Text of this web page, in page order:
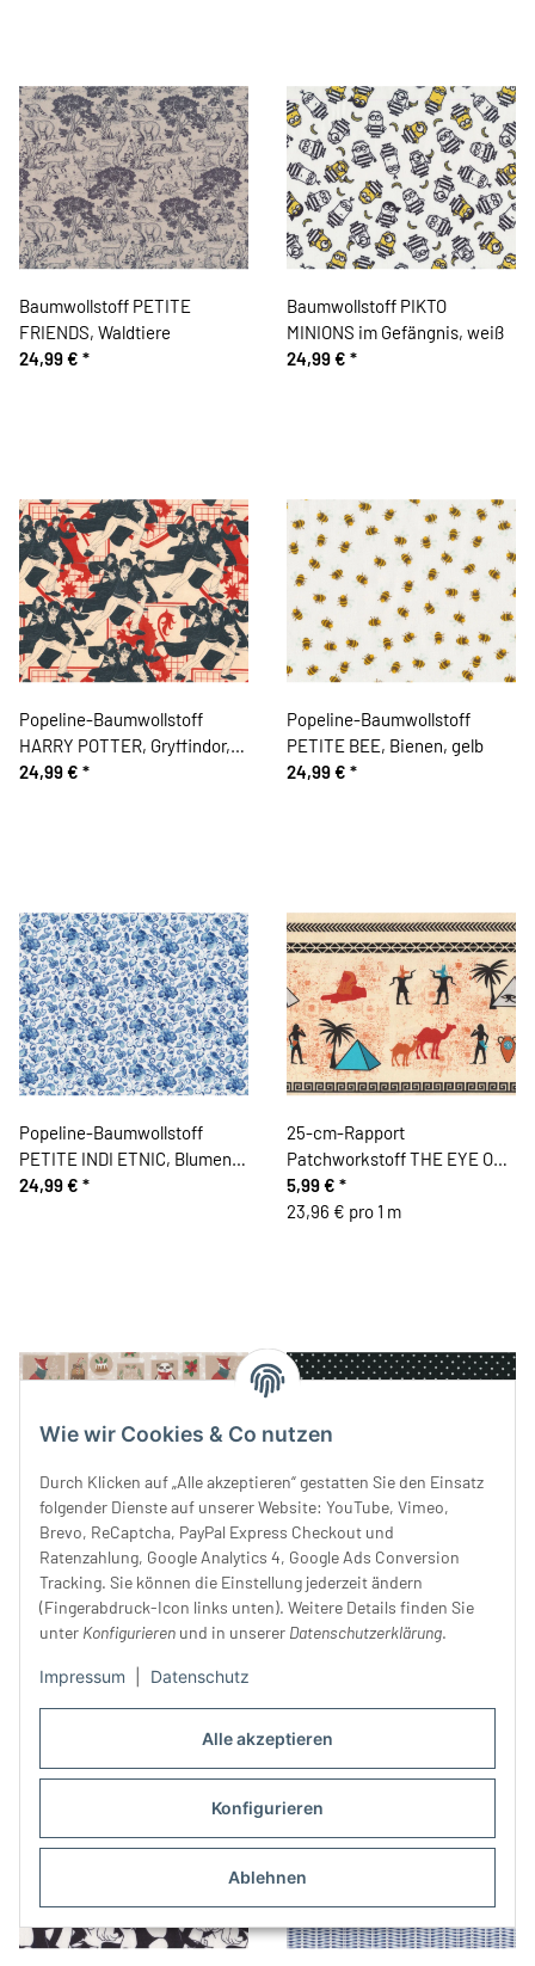
Alle akzeptieren
Konfigurieren
Ablehnen
Wie wir Cookies & Co nutzen
Durch Klicken auf „Alle akzeptieren“ gestatten Sie den Einsatz
folgender Dienste auf unserer Website: YouTube, Vimeo,
Brevo, ReCaptcha, PayPal Express Checkout und
Ratenzahlung, Google Analytics 4, Google Ads Conversion
Tracking. Sie können die Einstellung jederzeit ändern
(Fingerabdruck-Icon links unten). Weitere Details finden Sie
unter Konfigurieren und in unserer Datenschutzerklärung.
Impressum Datenschutz
Baumwollstoff PETITE
FRIENDS, Waldtiere
24,99 € *
Baumwollstoff PIKTO
MINIONS im Gefängnis, weiß
24,99 € *
Popeline-Baumwollstoff
HARRY POTTER, Gryffindor,
rot
24,99 € *
Popeline-Baumwollstoff
PETITE BEE, Bienen, gelb
24,99 € *
Popeline-Baumwollstoff
PETITE INDI ETNIC, Blumen,
blau
24,99 € *
25-cm-Rapport
Patchworkstoff THE EYE OF
EGYPT, ägyptische Motive
5,99 € *
23,96 € pro 1 m
Weihnachtsstoff mit Tieren
24,99 €
Baumwollstoff DOTTI, kleine
Punkte, schwarz
14,99 € *